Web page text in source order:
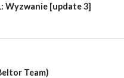
Wyzwanie [update 3]
Team)